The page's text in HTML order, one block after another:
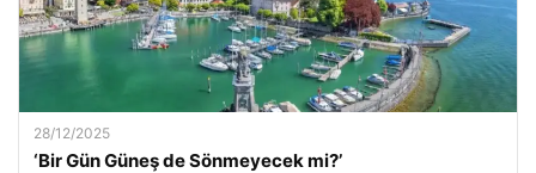
28/12/2025
‘Bir Gün Güneş de Sönmeyecek mi?’